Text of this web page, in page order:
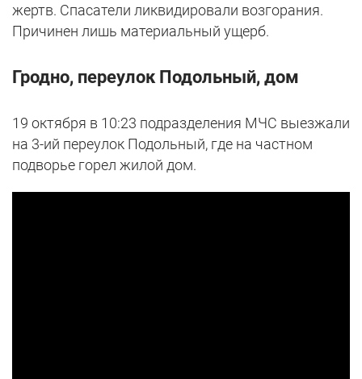
жертв. Спасатели ликвидировали возгорания.
Причинен лишь материальный ущерб.
Гродно, переулок Подольный, дом
19 октября в 10:23 подразделения МЧС выезжали
на 3-ий переулок Подольный, где на частном
подворье горел жилой дом.